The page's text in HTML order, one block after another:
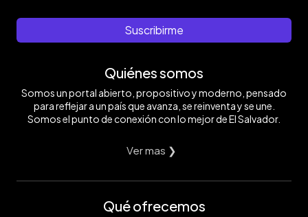
Suscribirme
Quiénes somos
Somos un portal abierto, propositivo y moderno, pensado
para reflejar a un país que avanza, se reinventa y se une.
Somos el punto de conexión con lo mejor de El Salvador.
Ver mas ❯
Qué ofrecemos